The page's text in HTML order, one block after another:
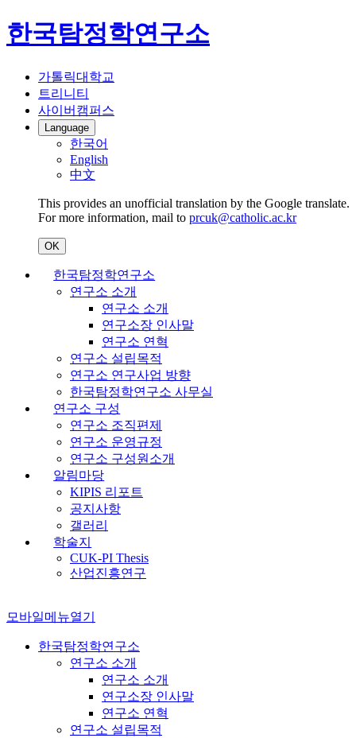
한국탐정학연구소
가톨릭대학교
트리니티
사이버캠퍼스
Language
한국어
English
中文
This provides an unofficial translation by the Google translate.
For more information, mail to prcuk@catholic.ac.kr
OK
한국탐정학연구소
연구소 소개
연구소 소개
연구소장 인사말
연구소 연혁
연구소 설립목적
연구소 연구사업 방향
한국탐정학연구소 사무실
연구소 구성
연구소 조직편제
연구소 운영규정
연구소 구성원소개
알림마당
KIPIS 리포트
공지사항
갤러리
학술지
CUK-PI Thesis
산업진흥연구
모바일메뉴열기
한국탐정학연구소
연구소 소개
연구소 소개
연구소장 인사말
연구소 연혁
연구소 설립목적